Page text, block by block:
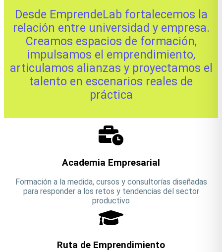
Desde EmprendeLab fortalecemos la
relación entre universidad y empresa.
Creamos espacios de formación,
impulsamos el emprendimiento,
articulamos alianzas y proyectamos el
talento en escenarios reales de
práctica
Academia Empresarial
Formación a la medida, cursos y consultorías diseñadas
para responder a los retos y tendencias del sector
productivo
Ruta de Emprendimiento